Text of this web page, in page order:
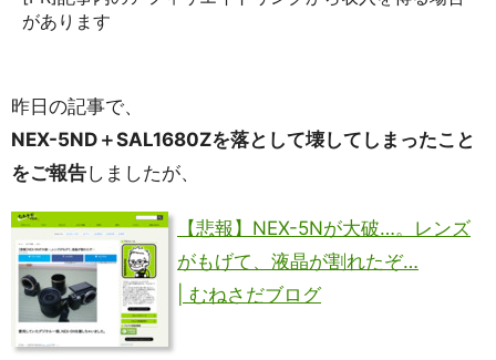
があります
昨日の記事で、
NEX-5ND＋SAL1680Zを落として壊してしまったこと
をご報告しましたが、
【悲報】NEX-5Nが大破…。レンズ
がもげて、液晶が割れたぞ…
| むねさだブログ